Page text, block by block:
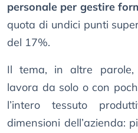
personale per gestire
quota di undici punti
del 17%.
Il tema, in altre
lavora da solo o con
l’intero tessuto
dimensioni dell’azienda: